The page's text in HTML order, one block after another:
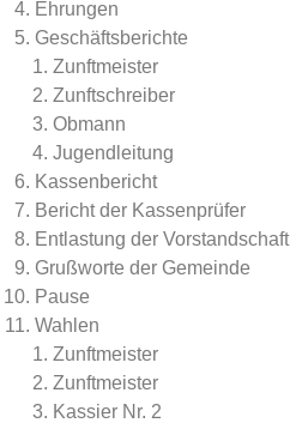
Ehrungen
Geschäftsberichte
Zunftmeister
Zunftschreiber
Obmann
Jugendleitung
Kassenbericht
Bericht der Kassenprüfer
Entlastung der Vorstandschaft
Grußworte der Gemeinde
Pause
Wahlen
Zunftmeister
Zunftmeister
Kassier Nr. 2